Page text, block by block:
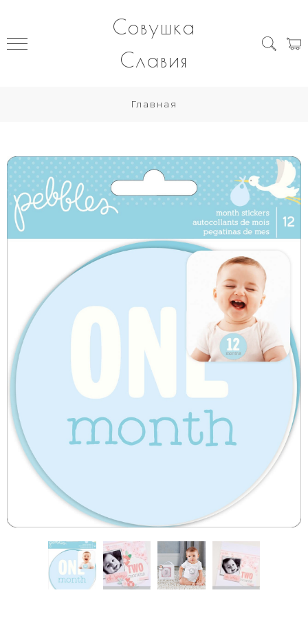
Совушка
Славия
Главная